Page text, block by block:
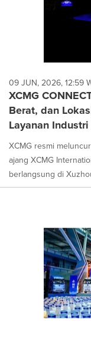
09 JUN, 2026, 12:59
XCMG
Berat, dan
Layanan
XCMG resmi
ajang XCMG
berlangsung di